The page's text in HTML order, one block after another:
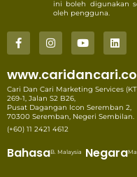
ini boleh digunakan
oleh pengguna.
Cari Dan Cari Marketing Services
269-1, Jalan S2 B26,
Pusat Dagangan Icon Seremban 2,
70300 Seremban, Negeri Sembilan.
(+60) 11 2421 4612
BahasaB. Malaysia Negara